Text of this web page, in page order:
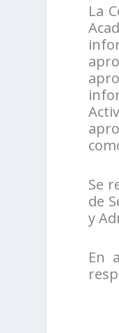
La
Se
de
y
En